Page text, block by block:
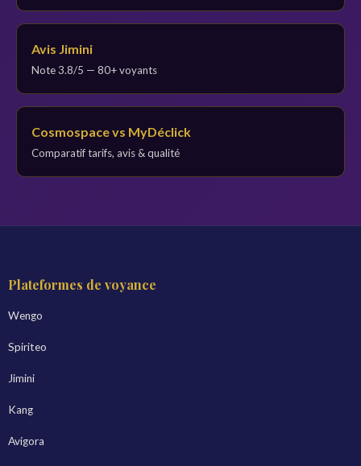
Avis Jimini
Note 3.8/5 — 80+ voyants
Cosmospace vs MyDéclick
Comparatif tarifs, avis & qualité
Plateformes de voyance
Wengo
Spiriteo
Jimini
Kang
Avigora